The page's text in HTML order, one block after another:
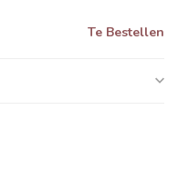
Te Bestellen